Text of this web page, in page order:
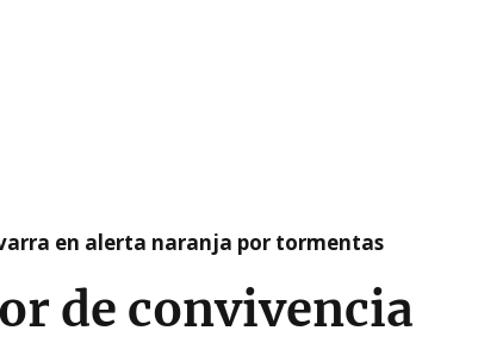
en alerta naranja por tormentas
de convivencia